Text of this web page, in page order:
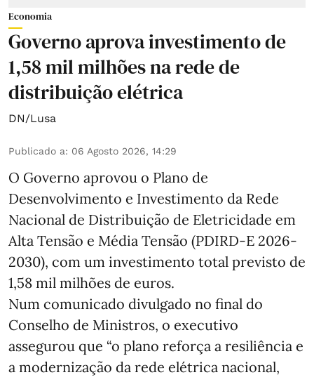
Economia
Governo aprova investimento de
1,58 mil milhões na rede de
distribuição elétrica
DN/Lusa
Publicado a: 06 Agosto 2026, 14:29
O Governo aprovou o Plano de
Desenvolvimento e Investimento da Rede
Nacional de Distribuição de Eletricidade em
Alta Tensão e Média Tensão (PDIRD-E 2026-
2030), com um investimento total previsto de
1,58 mil milhões de euros.
Num comunicado divulgado no final do
Conselho de Ministros, o executivo
assegurou que “o plano reforça a resiliência e
a modernização da rede elétrica nacional,